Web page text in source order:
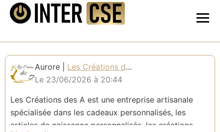
Aurore | Les Créations des A
Le 23/06/2026 à 20:44
Les Créations des A est une entreprise artisanale
spécialisée dans les cadeaux personnalisés, les
articles de naissance personnalisés, les créations